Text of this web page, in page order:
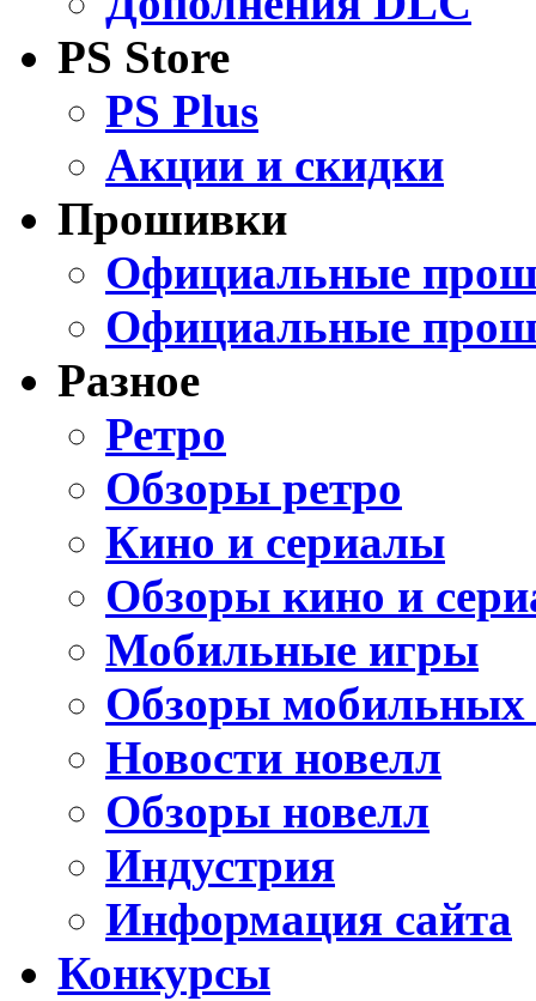
PS Store
PS Plus
Акции и скидки
Прошивки
Официальные
Официальные
Разное
Ретро
Обзоры ретро
Кино и сериалы
Обзоры кино и
Мобильные игры
Обзоры мобильных
Новости новелл
Обзоры новелл
Индустрия
Информация сайта
Конкурсы